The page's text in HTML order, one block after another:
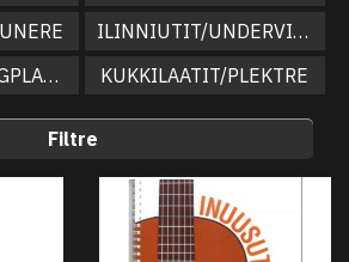
ILINNIUTIT/UNDERVISNING
PICKGUARD/SLAGPLADE
KUKKILAATIT/PLEKTRE
Filtre